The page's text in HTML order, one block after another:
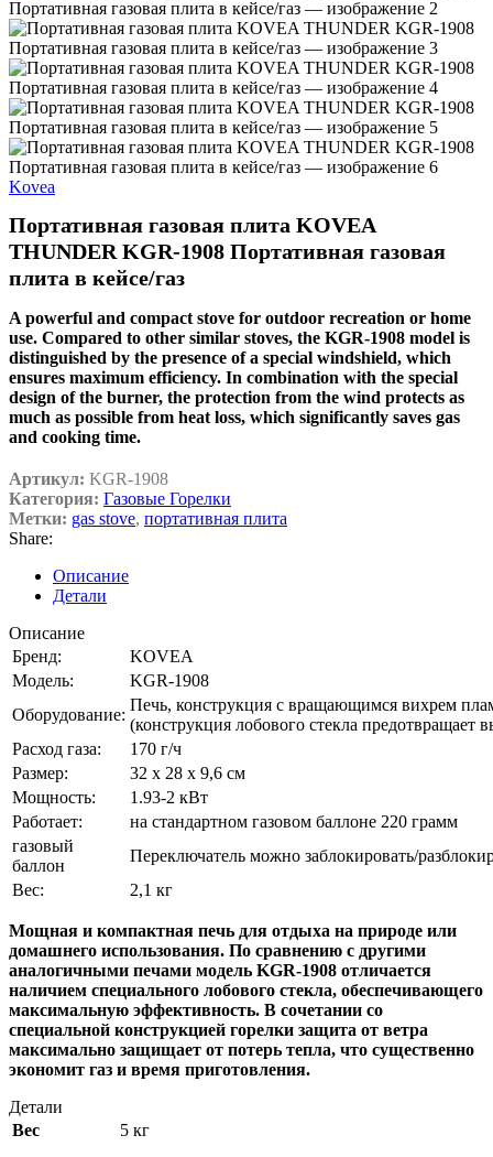
Kovea
Портативная газовая плита KOVEA
THUNDER KGR-1908 Портативная газовая
плита в кейсе/газ
A powerful and compact stove for outdoor recreation or home
use. Compared to other similar stoves, the KGR-1908 model is
distinguished by the presence of a special windshield, which
ensures maximum efficiency. In combination with the special
design of the burner, the protection from the wind protects as
much as possible from heat loss, which significantly saves gas
and cooking time.
Артикул: KGR-1908
Категория: Газовые Горелки
Метки: gas stove, портативная плита
Share:
Описание
Детали
Описание
Бренд:
KOVEA
Модель:
KGR-1908
Оборудование:
Печь, конструкция с вращающимся вихрем
(конструкция лобового стекла предотвращает
Расход газа:
170 г/ч
Размер:
32 x 28 x 9,6 см
Мощность:
1.93-2 кВт
Работает:
на стандартном газовом баллоне 220 грамм
газовый
баллон
Переключатель можно заблокировать/
Вес:
2,1 кг
Мощная и компактная печь для отдыха на природе или
домашнего использования. По сравнению с другими
аналогичными печами модель KGR-1908 отличается
наличием специального лобового стекла, обеспечивающего
максимальную эффективность. В сочетании со
специальной конструкцией горелки защита от ветра
максимально защищает от потерь тепла, что существенно
экономит газ и время приготовления.
Детали
Вес
5 кг